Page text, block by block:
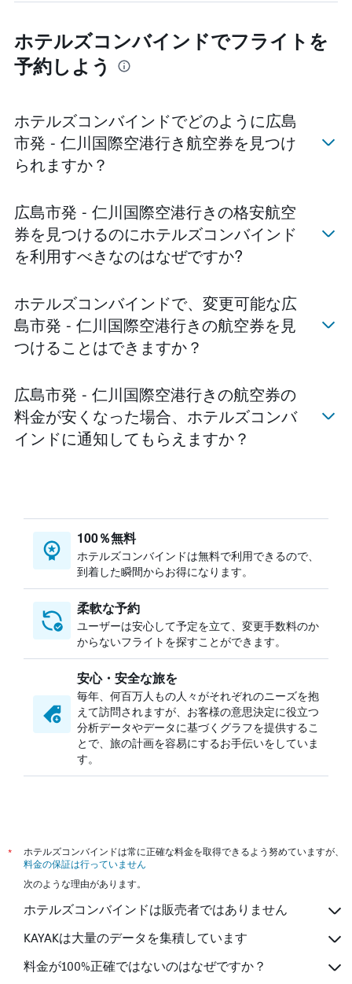
ホテルズコンバインドでフライトを
予約しよう
ホテルズコンバインドでどのように広島
市発 - 仁川国際空港​行き航空券を見つけ
られますか？
広島市発 - 仁川国際空港行きの格安航空
券を見つけるのにホテルズコンバインド
を利用すべきなのはなぜですか?
ホテルズコンバインド​で、変更可能な広
島市発 - 仁川国際空港​行きの航空券を見
つけることはできますか？
広島市発 - 仁川国際空港行きの航空券の
料金が安くなった場合、ホテルズコンバ
インド​に通知してもらえますか？
100％無料
ホテルズコンバインドは無料で利用できるので、
到着した瞬間からお得になります。
柔軟な予約
ユーザーは安心して予定を立て、変更手数料のか
からないフライトを探すことができます。
安心・安全な旅を
毎年、何百万人もの人々がそれぞれのニーズを抱
えて訪問されますが、お客様の意思決定に役立つ
分析データやデータに基づくグラフを提供するこ
とで、旅の計画を容易にするお手伝いをしていま
す。
*
ホテルズコンバインドは常に正確な料金を取得できるよう努めていますが、
料金の保証は行っていません
次のような理由があります。
ホテルズコンバインドは販売者ではありません
KAYAKは大量のデータを集積しています
料金が100%正確ではないのはなぜですか？